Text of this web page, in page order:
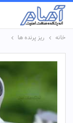
خانه ریز پرنده ها